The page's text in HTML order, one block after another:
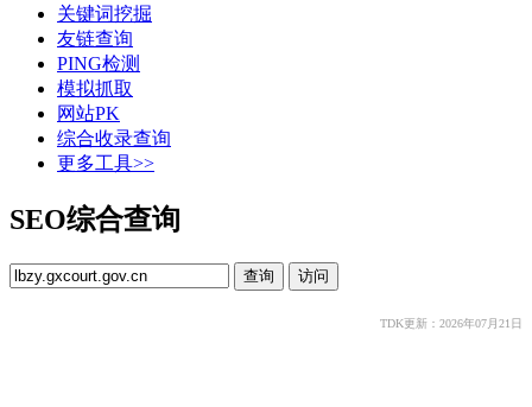
关键词挖掘
友链查询
PING检测
模拟抓取
网站PK
综合收录查询
更多工具>>
SEO综合查询
TDK更新：2026年07月21日